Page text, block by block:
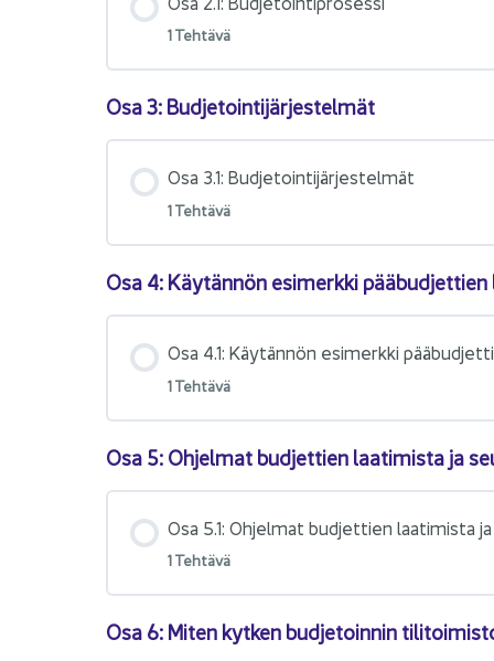
1 Teh­tä­vä
Osa 3: Bud­je­toin­ti­jär­jes­tel­mät
Osa 3.1: Bud­je­toin­ti­jär­jes­tel­mät
1 Teh­tä­vä
Osa 4: Käy­tän­nön esi­merk­ki
Osa 4.1: Käy­tän­nön esi­merk­ki
1 Teh­tä­vä
Osa 5: Oh­jel­mat bud­jet­tien laa­ti­mis­ta ja
Osa 5.1: Oh­jel­mat bud­jet­tien laa­ti­mis­ta
1 Teh­tä­vä
Osa 6: Miten kyt­ken bud­je­toin­nin